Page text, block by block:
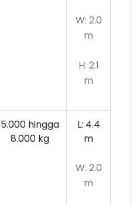
W: 2.0
m
H: 2.1
m
5.000 hingga
8.000 kg
L: 4.4
m
W: 2.0
m